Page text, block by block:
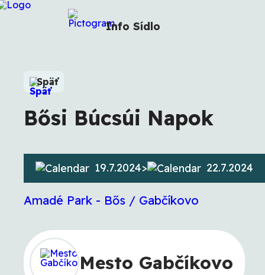
Info Sídlo
Späť
Bősi Búcsúi Napok
19.7.2024> 22.7.2024
Amadé Park - Bős / Gabčíkovo
Mesto Gabčíkovo